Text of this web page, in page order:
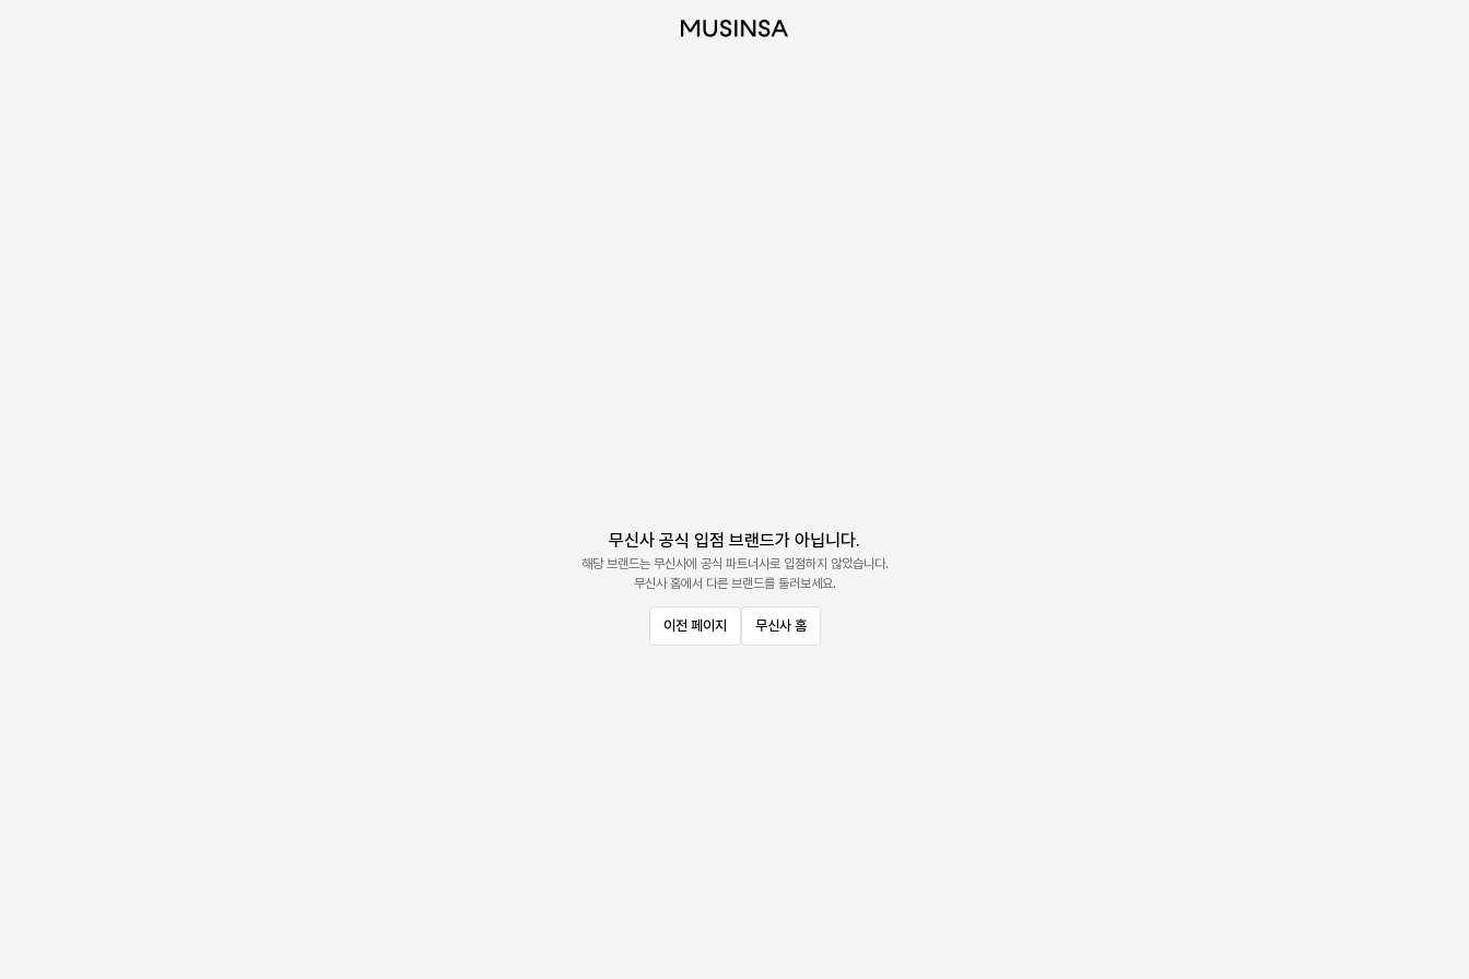
무신사 공식 입점 브랜드가 아닙니다.
해당 브랜드는 무신사에 공식 파트너사로 입점하지 않았습니다.
무신사 홈에서 다른 브랜드를 둘러보세요.
이전 페이지 무신사 홈